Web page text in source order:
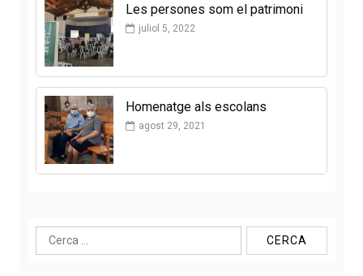
Les persones som el patrimoni
juliol 5, 2022
Homenatge als escolans
agost 29, 2021
Cerca: